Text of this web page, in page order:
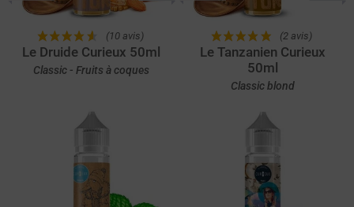
(10 avis)
Le Druide Curieux 50ml
Classic - Fruits à coques
(2 avis)
Le Tanzanien Curieux
50ml
Classic blond